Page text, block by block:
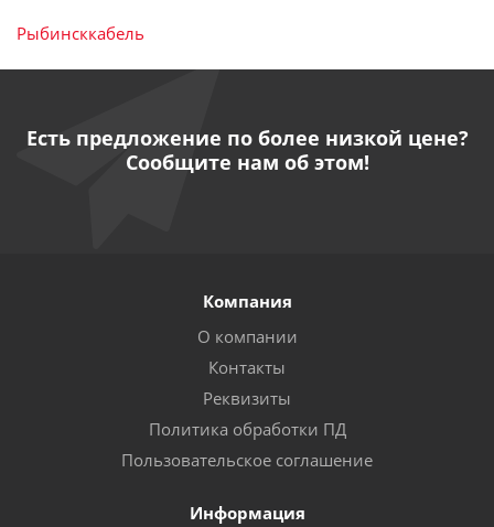
Рыбинсккабель
Есть предложение по более низкой цене?
Сообщите нам об этом!
Компания
О компании
Контакты
Реквизиты
Политика обработки ПД
Пользовательское соглашение
Информация